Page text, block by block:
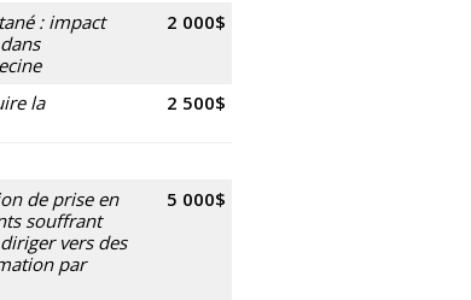
: impact
2 000$
la
2 500$
de prise en
souffrant
vers des
par
5 000$